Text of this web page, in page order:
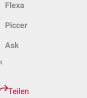
Flexa
Piccer
Ask
Teilen